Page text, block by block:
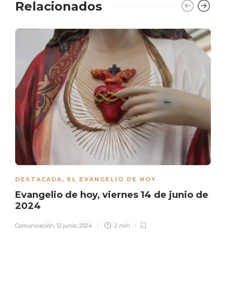
Relacionados
DESTACADA, EL EVANGELIO DE HOY
Evangelio de hoy, viernes 14 de junio de
2024
Comunicación, 12 junio, 2024 2 min